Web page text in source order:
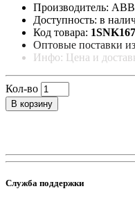
Производитель: ABB
Доступность: в
Код товара:
Оптовые поставки
Инфо: Цена и
Кол-во
В корзину
Служба поддержки